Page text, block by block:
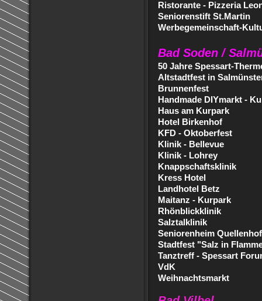
Ristorante - Pizzeria
Seniorenstift St.Martin
Werbegemeinschaft-
Bad Soden /
50 Jahre Spessart-
Altstadtfest in
Brunnenfest
Handmade DIYmarkt -
Haus am Kurpark
Hotel Birkenhof
KFD - Oktoberfest
Klinik - Bellevue
Klinik - Lohrey
Knappschaftsklinik
Kress Hotel
Landhotel Betz
Maitanz - Kurpark
Rhönblickklinik
Salztalklinik
Seniorenheim Quellenhof
Stadtfest "Salz in
Tanztreff - Spessart
VdK
Weihnachtsmarkt